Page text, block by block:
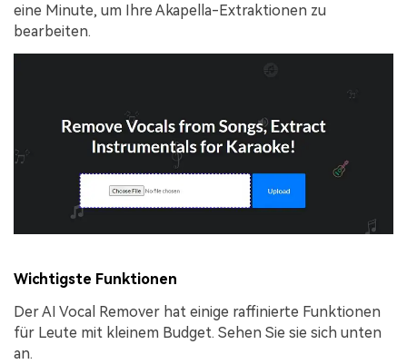
eine Minute, um Ihre Akapella-Extraktionen zu
bearbeiten.
Wichtigste Funktionen
Der AI Vocal Remover hat einige raffinierte Funktionen
für Leute mit kleinem Budget. Sehen Sie sie sich unten
an.